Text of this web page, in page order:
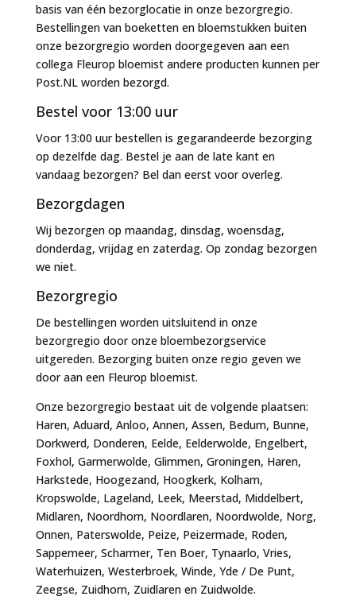
basis van één bezorglocatie in onze bezorgregio.
Bestellingen van boeketten en bloemstukken buiten
onze bezorgregio worden doorgegeven aan een
collega Fleurop bloemist andere producten kunnen per
Post.NL worden bezorgd.
Bestel voor 13:00 uur
Voor 13:00 uur bestellen is gegarandeerde bezorging
op dezelfde dag. Bestel je aan de late kant en
vandaag bezorgen? Bel dan eerst voor overleg.
Bezorgdagen
Wij bezorgen op maandag, dinsdag, woensdag,
donderdag, vrijdag en zaterdag. Op zondag bezorgen
we niet.
Bezorgregio
De bestellingen worden uitsluitend in onze
bezorgregio door onze bloembezorgservice
uitgereden. Bezorging buiten onze regio geven we
door aan een Fleurop bloemist.
Onze bezorgregio bestaat uit de volgende plaatsen:
Haren, Aduard, Anloo, Annen, Assen, Bedum, Bunne,
Dorkwerd, Donderen, Eelde, Eelderwolde, Engelbert,
Foxhol, Garmerwolde, Glimmen, Groningen, Haren,
Harkstede, Hoogezand, Hoogkerk, Kolham,
Kropswolde, Lageland, Leek, Meerstad, Middelbert,
Midlaren, Noordhorn, Noordlaren, Noordwolde, Norg,
Onnen, Paterswolde, Peize, Peizermade, Roden,
Sappemeer, Scharmer, Ten Boer, Tynaarlo, Vries,
Waterhuizen, Westerbroek, Winde, Yde / De Punt,
Zeegse, Zuidhorn, Zuidlaren en Zuidwolde.